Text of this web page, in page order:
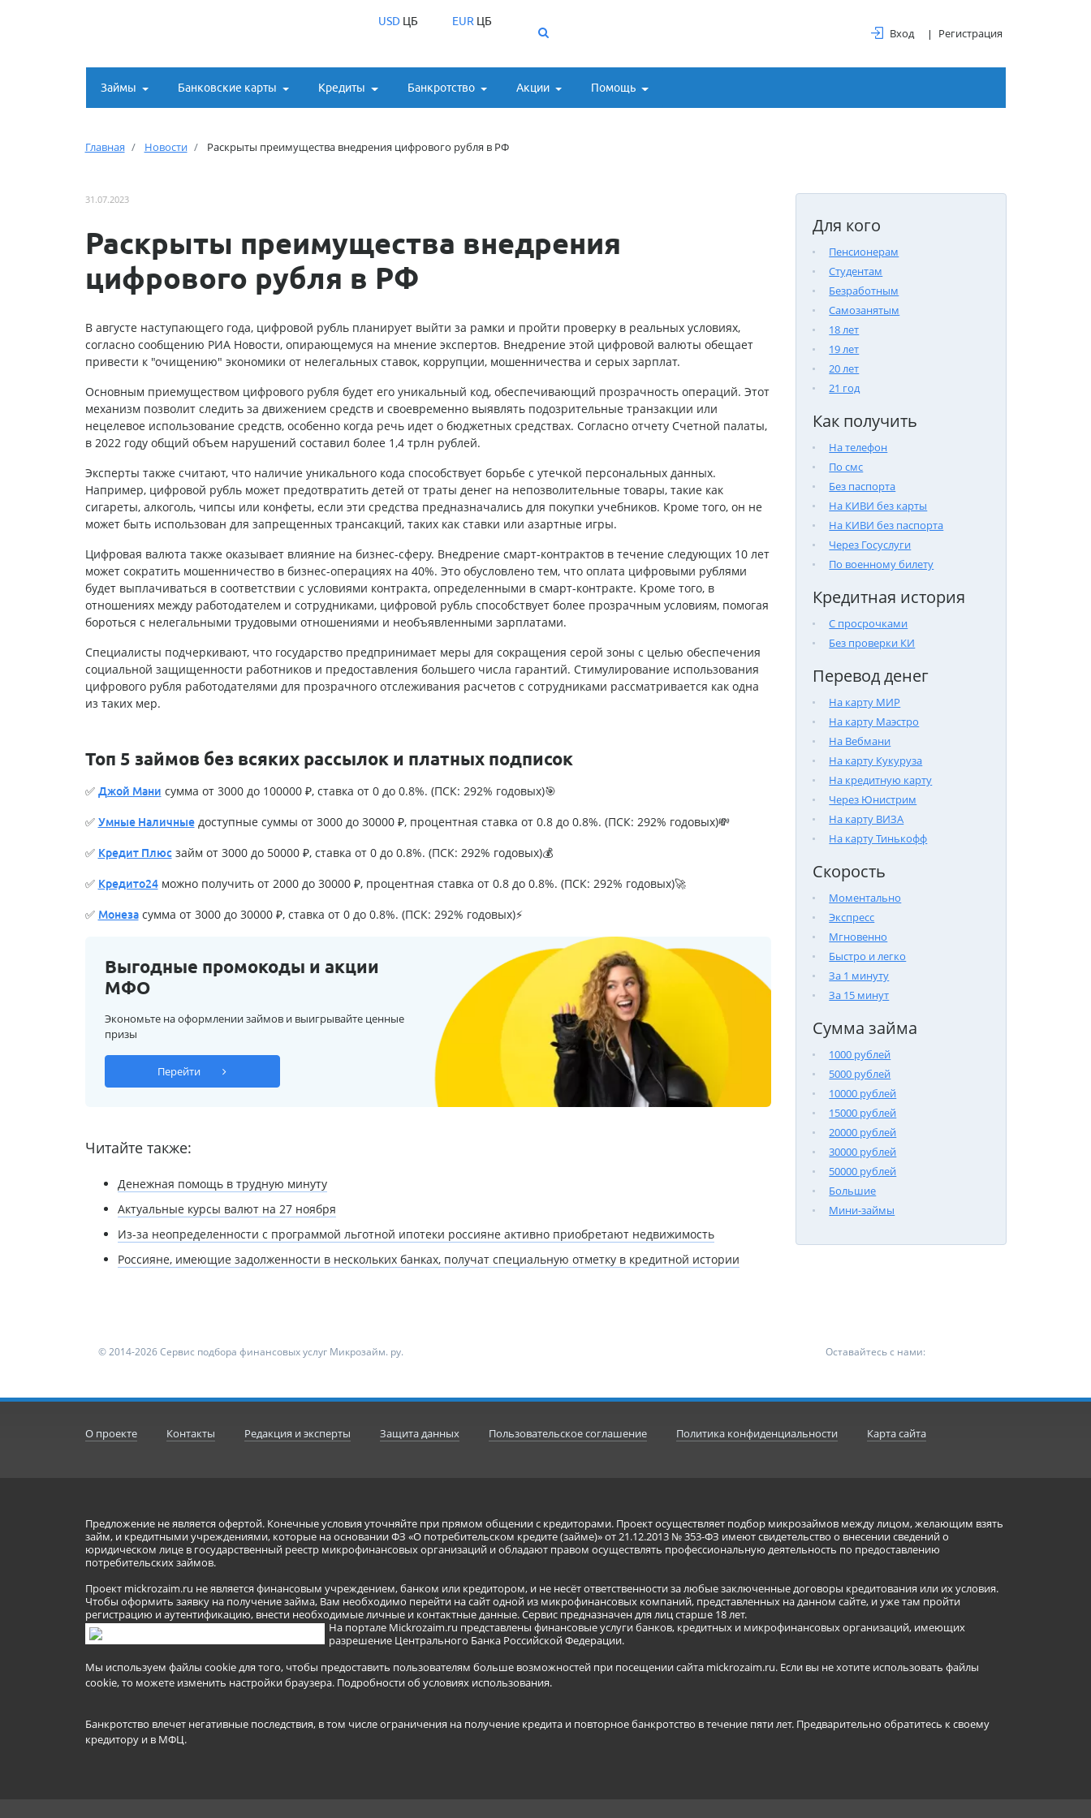
USDЦБ EUR ЦБ
Вход Регистрация
Займы Банковские карты Кредиты Банкротство Акции Помощь
Главная Новости Раскрыты преимущества внедрения цифрового рубля в РФ
Для кого
Пенсионерам
Студентам
Безработным
Самозанятым
18 лет
19 лет
20 лет
21 год
Как получить
На телефон
По смс
Без паспорта
На КИВИ без карты
На КИВИ без паспорта
Через Госуслуги
По военному билету
Кредитная история
С просрочками
Без проверки КИ
Перевод денег
На карту МИР
На карту Маэстро
На Вебмани
На карту Кукуруза
На кредитную карту
Через Юнистрим
На карту ВИЗА
На карту Тинькофф
Скорость
Моментально
Экспресс
Мгновенно
Быстро и легко
За 1 минуту
За 15 минут
Сумма займа
1000 рублей
5000 рублей
10000 рублей
15000 рублей
20000 рублей
30000 рублей
50000 рублей
Большие
Мини-займы
31.07.2023
Раскрыты преимущества внедрения
цифрового рубля в РФ
В августе наступающего года, цифровой рубль планирует выйти за рамки и пройти проверку в реальных условиях,
согласно сообщению РИА Новости, опирающемуся на мнение экспертов. Внедрение этой цифровой валюты обещает
привести к "очищению" экономики от нелегальных ставок, коррупции, мошенничества и серых зарплат.
Основным приемуществом цифрового рубля будет его уникальный код, обеспечивающий прозрачность операций. Этот
механизм позволит следить за движением средств и своевременно выявлять подозрительные транзакции или
нецелевое использование средств, особенно когда речь идет о бюджетных средствах. Согласно отчету Счетной палаты,
в 2022 году общий объем нарушений составил более 1,4 трлн рублей.
Эксперты также считают, что наличие уникального кода способствует борьбе с утечкой персональных данных.
Например, цифровой рубль может предотвратить детей от траты денег на непозволительные товары, такие как
сигареты, алкоголь, чипсы или конфеты, если эти средства предназначались для покупки учебников. Кроме того, он не
может быть использован для запрещенных трансакций, таких как ставки или азартные игры.
Цифровая валюта также оказывает влияние на бизнес-сферу. Внедрение смарт-контрактов в течение следующих 10 лет
может сократить мошенничество в бизнес-операциях на 40%. Это обусловлено тем, что оплата цифровыми рублями
будет выплачиваться в соответствии с условиями контракта, определенными в смарт-контракте. Кроме того, в
отношениях между работодателем и сотрудниками, цифровой рубль способствует более прозрачным условиям, помогая
бороться с нелегальными трудовыми отношениями и необъявленными зарплатами.
Специалисты подчеркивают, что государство предпринимает меры для сокращения серой зоны с целью обеспечения
социальной защищенности работников и предоставления большего числа гарантий. Стимулирование использования
цифрового рубля работодателями для прозрачного отслеживания расчетов с сотрудниками рассматривается как одна
из таких мер.
Топ 5 займов без всяких рассылок и платных подписок
✅ Джой Мани сумма от 3000 до 100000 ₽, ставка от 0 до 0.8%. (ПСК: 292% годовых)🎯
✅ Умные Наличныедоступные суммы от 3000 до 30000 ₽, процентная ставка от 0.8 до 0.8%. (ПСК: 292% годовых)💸
✅ Кредит Плюсзайм от 3000 до 50000 ₽, ставка от 0 до 0.8%. (ПСК: 292% годовых)💰
✅ Кредито24можно получить от 2000 до 30000 ₽, процентная ставка от 0.8 до 0.8%. (ПСК: 292% годовых)🚀
✅ Монезасумма от 3000 до 30000 ₽, ставка от 0 до 0.8%. (ПСК: 292% годовых)⚡
Выгодные промокоды и акции
МФО
Экономьте на оформлении займов и выигрывайте ценные
призы
Перейти
Читайте также:
Денежная помощь в трудную минуту
Актуальные курсы валют на 27 ноября
Из-за неопределенности с программой льготной ипотеки россияне активно приобретают недвижимость
Россияне, имеющие задолженности в нескольких банках, получат специальную отметку в кредитной истории
© 2014-2026 Сервис подбора финансовых услуг Микрозайм. ру. Оставайтесь с нами:
О проекте Контакты Редакция и эксперты Защита данных Пользовательское соглашение Политика конфиденциальности Карта сайта
Предложение не является офертой. Конечные условия уточняйте при прямом общении с кредиторами. Проект осуществляет подбор микрозаймов между лицом, желающим взять
займ, и кредитными учреждениями, которые на основании ФЗ «О потребительском кредите (займе)» от 21.12.2013 № 353-ФЗ имеют свидетельство о внесении сведений о
юридическом лице в государственный реестр микрофинансовых организаций и обладают правом осуществлять профессиональную деятельность по предоставлению
потребительских займов.
Проект mickrozaim.ru не является финансовым учреждением, банком или кредитором, и не несёт ответственности за любые заключенные договоры кредитования или их условия.
Чтобы оформить заявку на получение займа, Вам необходимо перейти на сайт одной из микрофинансовых компаний, представленных на данном сайте, и уже там пройти
регистрацию и аутентификацию, внести необходимые личные и контактные данные. Сервис предназначен для лиц старше 18 лет.
На портале Mickrozaim.ru представлены финансовые услуги банков, кредитных и микрофинансовых организаций, имеющих
разрешение Центрального Банка Российской Федерации.
Мы используем файлы cookie для того, чтобы предоставить пользователям больше возможностей при посещении сайта mickrozaim.ru. Если вы не хотите использовать файлы
cookie, то можете изменить настройки браузера. Подробности об условиях использования.
Банкротство влечет негативные последствия, в том числе ограничения на получение кредита и повторное банкротство в течение пяти лет. Предварительно обратитесь к своему
кредитору и в МФЦ.